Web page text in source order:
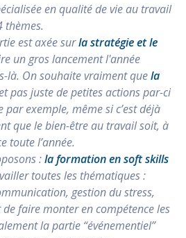
en qualité de vie au travail
thèmes.
est axée surla stratégie et le
un gros lancement l'année
là. On souhaite vraiment quela
pas juste de petites actions par-ci
exemple, même si c’est déjà
que le bien-être au travail soit, à
toute l’année.
:la formation en soft skills
toutes les thématiques :
gestion du stress,
faire monter en compétence les
la partie “événementiel”